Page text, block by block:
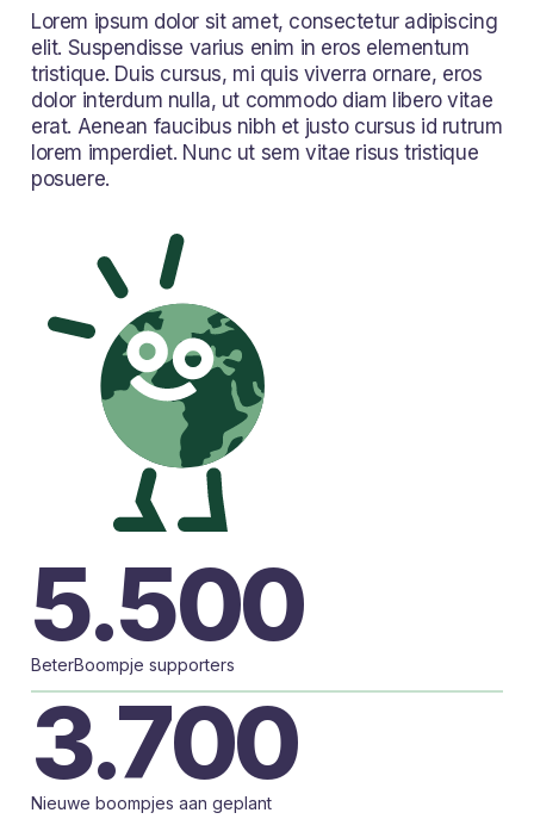
Lorem ipsum dolor sit amet, consectetur adipiscing
elit. Suspendisse varius enim in eros elementum
tristique. Duis cursus, mi quis viverra ornare, eros
dolor interdum nulla, ut commodo diam libero vitae
erat. Aenean faucibus nibh et justo cursus id rutrum
lorem imperdiet. Nunc ut sem vitae risus tristique
posuere.
5.500
BeterBoompje supporters
3.700
Nieuwe boompjes aan geplant